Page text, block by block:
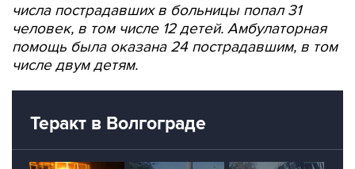
числа пострадавших в больницы попал 31
человек, в том числе 12 детей. Амбулаторная
помощь была оказана 24 пострадавшим, в том
числе двум детям.
Теракт в Волгограде